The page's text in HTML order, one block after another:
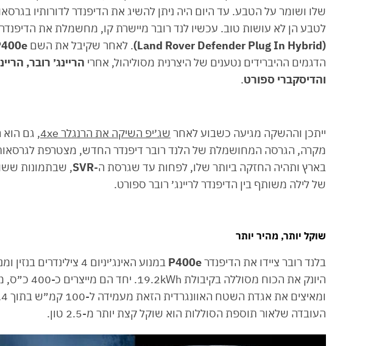
שלו ושומר על הטבע. עד היום היה ניתן להשיג את הדיפנדר לדורותיו
לטבע הן לא עושות טוב. עכשיו לנד רובר מיישרת קו, מחשמלת את הדיפנדר
(Land Rover Defender Plug In Hybrid)
. לאחר שקיבל את השם
הדגמים ההיברידים נטענים של היצרנית מסוליהול, אחרי הריינג׳ רובר,
והדיסקברי ספורט.
ייתכן וההשקה מגיעה כשבוע לאחר שג׳יפ השיקה את הרנגלר 4xe
, גם הוא
מקרה, הגרסה המחושמלת של הלנד רובר דיפנדר החדש, מצטרפת לגרסאות
בארץ ותהיה החזקה ביותר שלו, לפחות עד שגרסת ה-SVR, שבתמונות
של לילה משותף בין הדיפנדר לריינג׳ רובר ספורט.
שוקל יותר, מהיר יותר
בלנד רובר ציידו את הדיפנדרP400e
העובדה שלאור תוספת הסוללות הוא שוקל קצת יותר מ-2.5 טון.